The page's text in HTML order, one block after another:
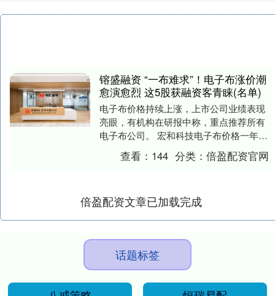
镕盛融资 “一布难求”！电子布涨价潮
愈演愈烈 这5股获融资客青睐(名单)
电子布价格持续上涨，上市公司业绩表现
亮眼，有机构在研报中称，重点推荐所有
电子布公司。 宏和科技电子布价格一年涨
1.2倍 4月16日晚间，大牛股宏和科技披露
202....查看： 144 分类：倍盈配资官网
倍盈配资文章已加载完成
话题标签